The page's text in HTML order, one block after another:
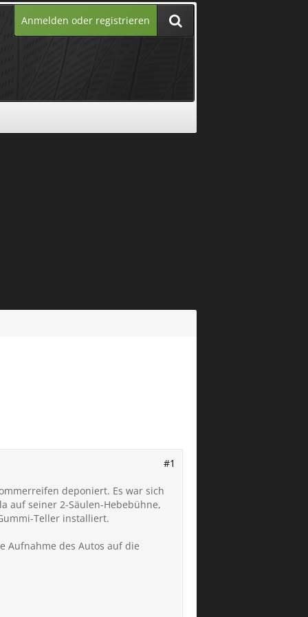
Anmelden oder registrieren
#1
deponiert. Es war sich
auf seiner 2-Säulen-Hebebühne,
Teller installiert.
Aufnahme des Autos auf die